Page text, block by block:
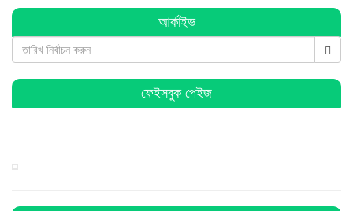
বিশ্বনাথে ব্যবসায়ীর ৭ লাখ টাকা চুরি, থানায় অভিযোগ
এমপি লুনা
আর্কাইভ
ফেইসবুক পেইজ